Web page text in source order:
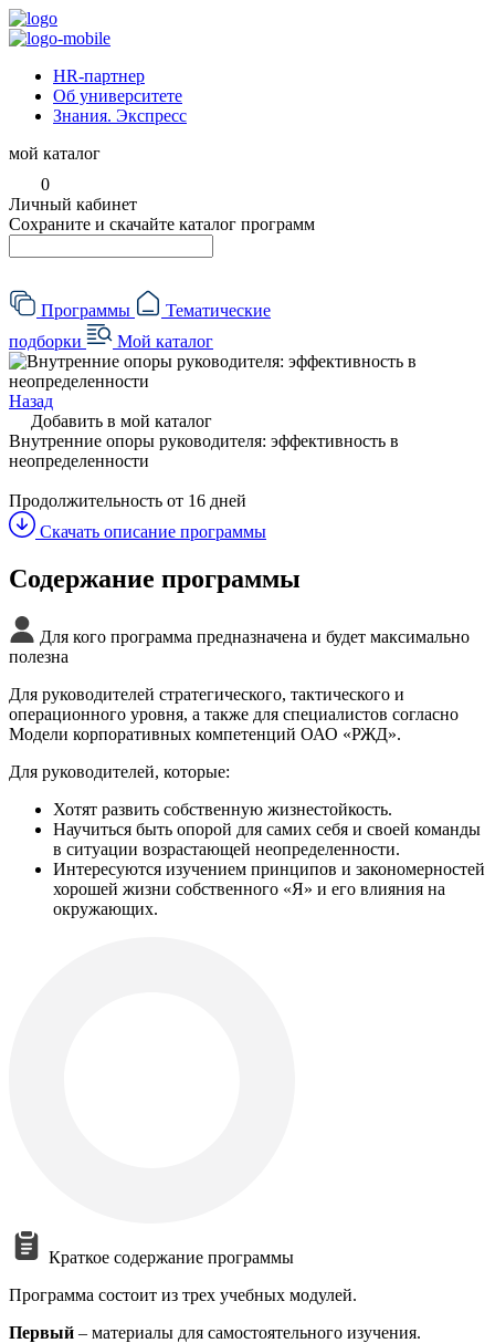
HR-партнер
Об университете
Знания. Экспресс
мой каталог
0
Личный кабинет
Сохраните и скачайте каталог программ
Программы
Тематические
подборки
Мой каталог
Назад
Добавить в мой каталог
Внутренние опоры руководителя: эффективность в
неопределенности
Продолжительность от 16 дней
Скачать описание программы
Содержание программы
Для кого программа предназначена и будет максимально
полезна
Для руководителей стратегического, тактического и
операционного уровня, а также для специалистов согласно
Модели корпоративных компетенций ОАО «РЖД».
Для руководителей, которые:
Хотят развить собственную жизнестойкость.
Научиться быть опорой для самих себя и своей команды
в ситуации возрастающей неопределенности.
Интересуются изучением принципов и закономерностей
хорошей жизни собственного «Я» и его влияния на
окружающих.
Краткое содержание программы
Программа состоит из трех учебных модулей.
Первый – материалы для самостоятельного изучения.